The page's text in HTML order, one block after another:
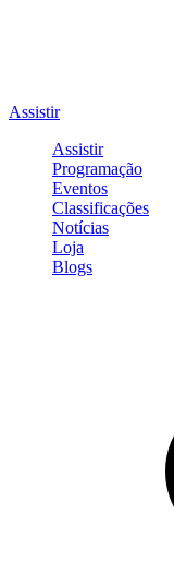
Assistir
Assistir
Programação
Eventos
Classificações
Notícias
Loja
Blogs